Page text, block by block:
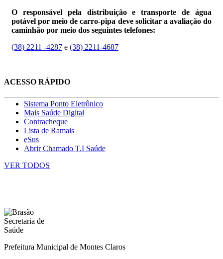
O responsável pela distribuição e transporte de água
potável por meio de carro-pipa deve solicitar a avaliação do
caminhão por meio dos seguintes telefones:
(38) 2211 -4287 e (38) 2211-4687
ACESSO RÁPIDO
Sistema Ponto Eletrônico
Mais Saúde Digital
Contracheque
Lista de Ramais
eSus
Abrir Chamado T.I Saúde
VER TODOS
Prefeitura Municipal de Montes Claros